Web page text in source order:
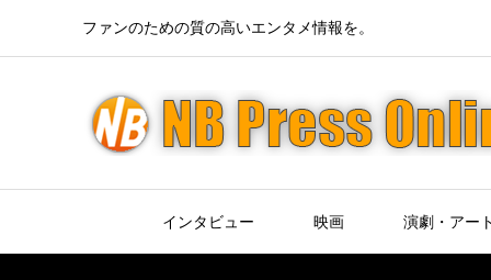
ファンのための質の高いエンタメ情報を。
インタビュー 映画 演劇・アー